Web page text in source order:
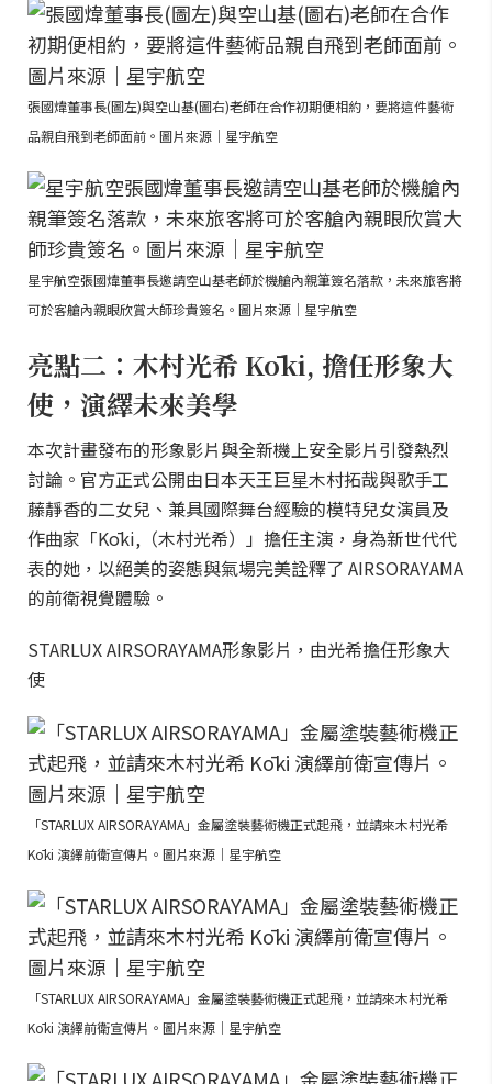
張國煒董事長(圖左)與空山基(圖右)老師在合作初期便相約，要將這件藝術
品親自飛到老師面前。圖片來源｜星宇航空
星宇航空張國煒董事長邀請空山基老師於機艙內親筆簽名落款，未來旅客將
可於客艙內親眼欣賞大師珍貴簽名。圖片來源｜星宇航空
亮點二：木村光希 Kōki, 擔任形象大
使，演繹未來美學
本次計畫發布的形象影片與全新機上安全影片引發熱烈
討論。官方正式公開由日本天王巨星木村拓哉與歌手工
藤靜香的二女兒、兼具國際舞台經驗的模特兒女演員及
作曲家「Kōki,（木村光希）」擔任主演，身為新世代代
表的她，以絕美的姿態與氣場完美詮釋了 AIRSORAYAMA
的前衛視覺體驗。
STARLUX AIRSORAYAMA形象影片，由光希擔任形象大
使
「STARLUX AIRSORAYAMA」金屬塗裝藝術機正式起飛，並請來木村光希
Kōki 演繹前衛宣傳片。圖片來源｜星宇航空
「STARLUX AIRSORAYAMA」金屬塗裝藝術機正式起飛，並請來木村光希
Kōki 演繹前衛宣傳片。圖片來源｜星宇航空